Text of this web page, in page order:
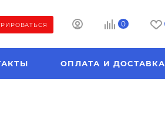
0
ОПЛАТА И ДОСТАВКА